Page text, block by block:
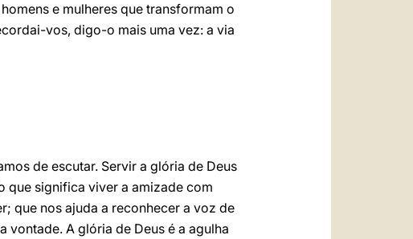
e mulheres que transformam o
vos, digo-o mais uma vez: a via
de escutar. Servir a glória de Deus
que significa viver a amizade com
que nos ajuda a reconhecer a voz de
vontade. A glória de Deus é a agulha